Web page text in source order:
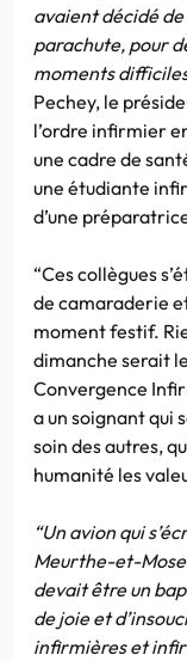
avaient décidé
parachute, pour
moments
Pechey, le
l’ordre infirmier
une cadre de
une étudiante
d’une
“Ces collègues
de camaraderie
moment festif.
dimanche serait
Convergence
a un soignant qui
soin des autres,
humanité les
“Un avion qui
Meurthe-et-
devait être un
de joie et
infirmières et